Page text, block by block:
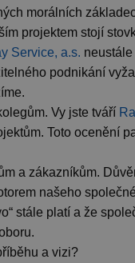
morálních
projektem stojí
Service, a.s.
podnikání
Vy jste tváří
Toto ocenění
a zákazníkům.
našeho
stále platí a že
a vizi?